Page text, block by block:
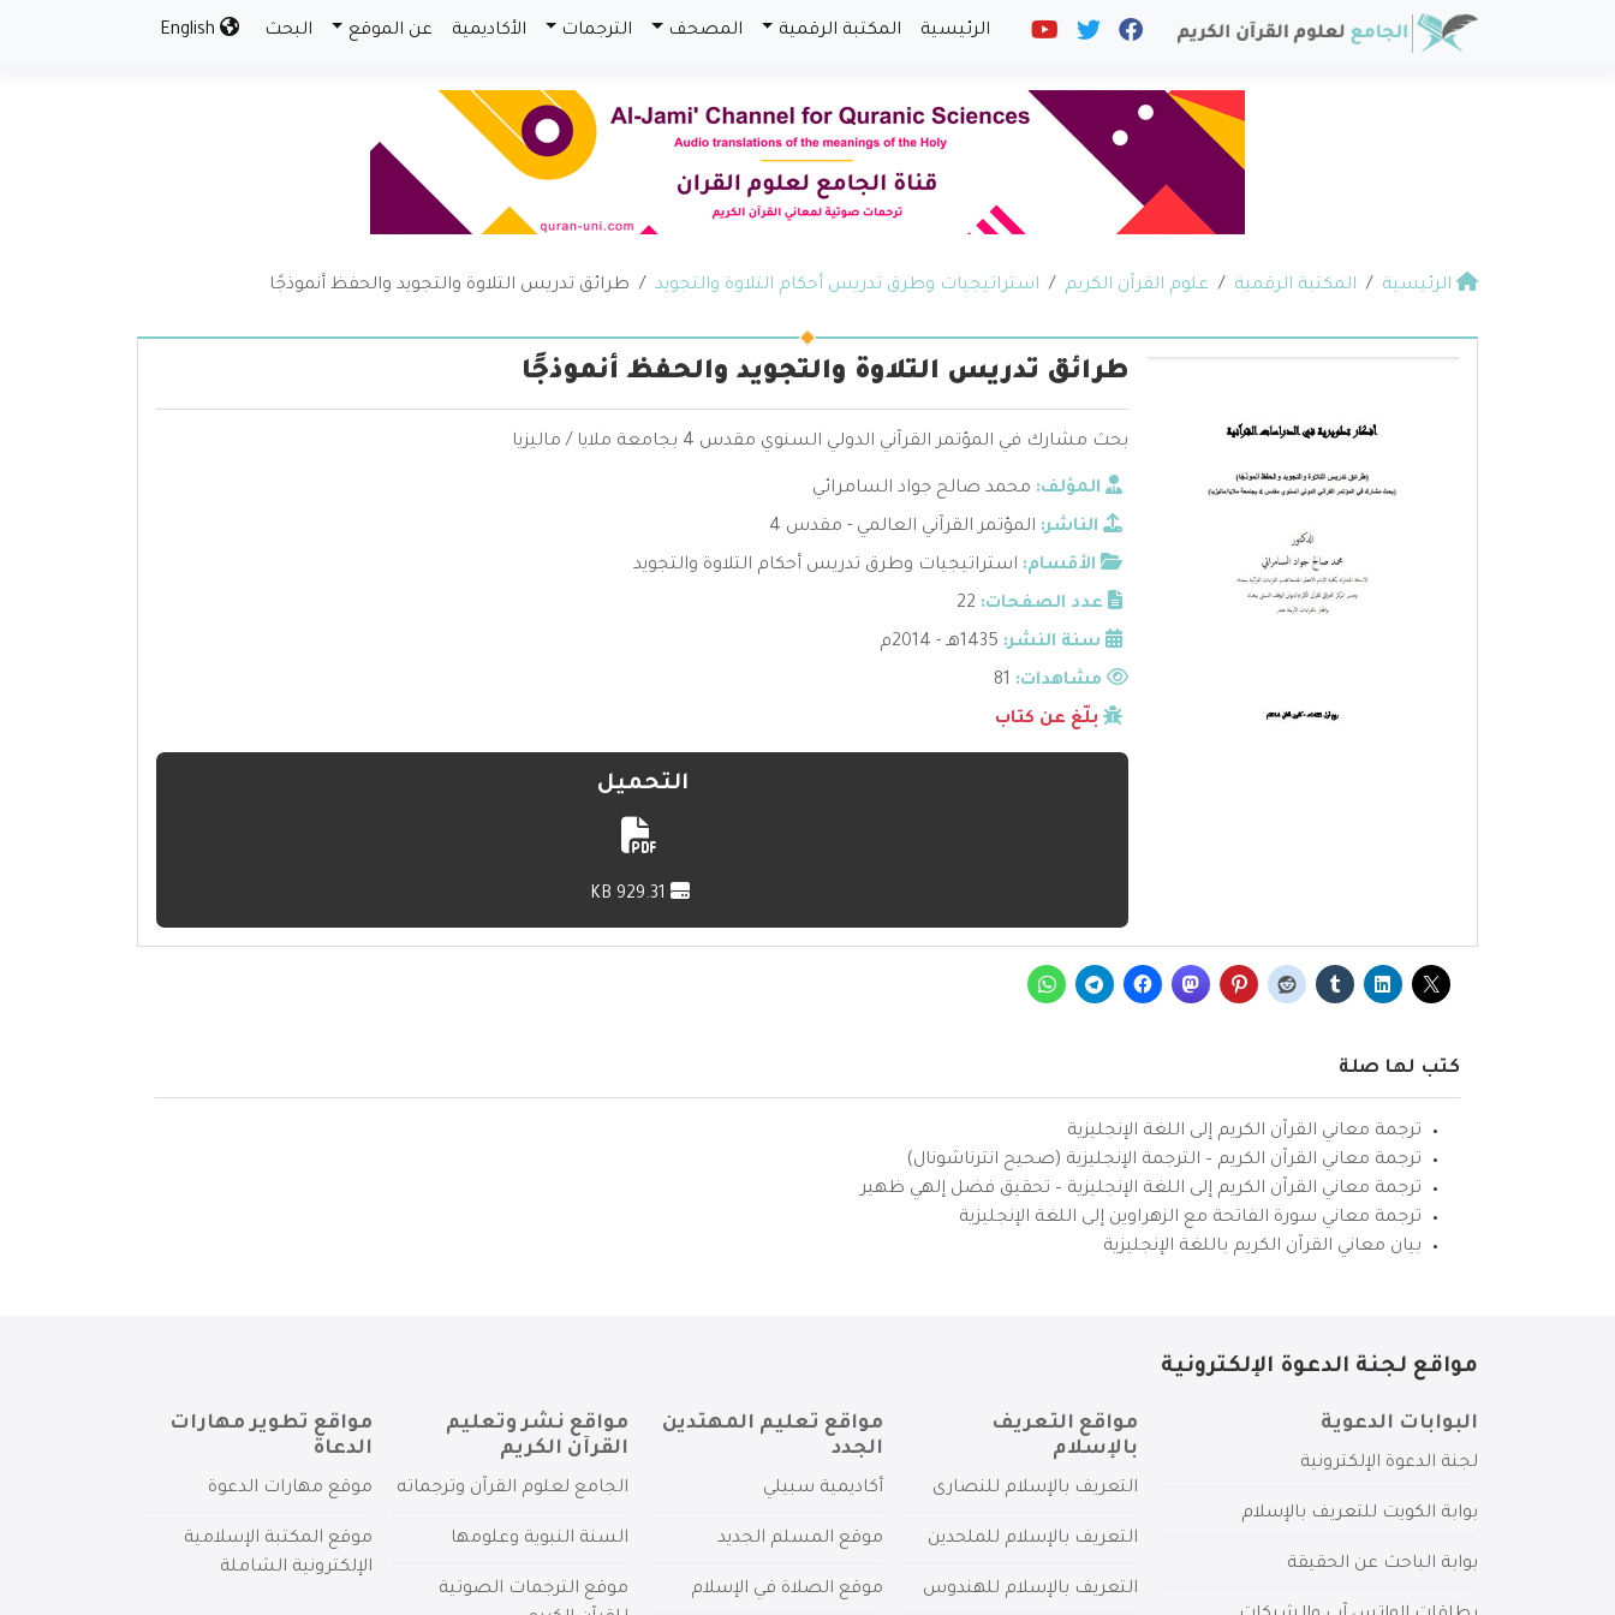
الرئيسية المكتبة الرقمية المصحف الترجمات الأكاديمية عن الموقع البحث
الرئيسية المكتبة الرقمية علوم القرآن الكريم استراتيجيات وطرق تدريس أحكام التلاوة والتجويد طرائق تدريس التلاوة والتجويد والحفظ أنموذجًا
طرائق تدريس التلاوة والتجويد والحفظ أنموذجًا
بحث مشارك في المؤتمر القرآني الدولي السنوي مقدس 4 بجامعة ملايا / ماليزيا
المؤلف: محمد صالح جواد السامرائي
الناشر: المؤتمر القرآني العالمي - مقدس 4
الأقسام: استراتيجيات وطرق تدريس أحكام التلاوة والتجويد
عدد الصفحات: 22
سنة النشر: 1435هـ - 2014م
مشاهدات:
بلّغ عن كتاب
التحميل
كتب لها صلة
ترجمة معاني القرآن الكريم إلى اللغة الإنجليزية
ترجمة معاني القرآن الكريم – الترجمة الإنجليزية (صحيح انترناشونال)
ترجمة معاني القرآن الكريم إلى اللغة الإنجليزية – تحقيق فضل إلهي ظهير
ترجمة معاني سورة الفاتحة مع الزهراوين إلى اللغة الإنجليزية
بيان معاني القرآن الكريم باللغة الإنجليزية
مواقع لجنة الدعوة الإلكترونية
البوابات الدعوية
لجنة الدعوة الإلكترونية
بوابة الكويت للتعريف بالإسلام
بوابة الباحث عن الحقيقة
مواقع التعريف
بالإسلام
التعريف بالإسلام للنصارى
التعريف بالإسلام للملحدين
التعريف بالإسلام للهندوس
مواقع تعليم المهتدين
الجدد
أكاديمية سبيلي
موقع المسلم الجديد
موقع الصلاة في الإسلام
مواقع نشر وتعليم
القرآن الكريم
الجامع لعلوم القرآن وترجماته
السنة النبوية وعلومها
موقع الترجمات الصوتية
مواقع تطوير مهارات
الدعاة
موقع مهارات الدعوة
موقع المكتبة الإسلامية
الإلكترونية الشاملة